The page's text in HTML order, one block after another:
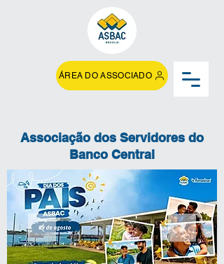
ÁREA DO ASSOCIADO
Associação dos Servidores do
Banco Central